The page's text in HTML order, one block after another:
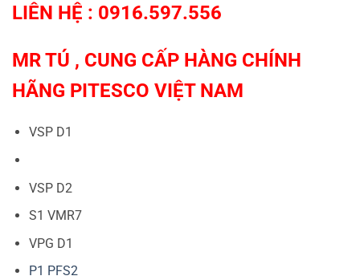
LIÊN HỆ : 0916.597.556
MR TÚ , CUNG CẤP HÀNG CHÍNH
HÃNG PITESCO VIỆT NAM
VSP D1
VSP D2
S1 VMR7
VPG D1
P1 PFS2